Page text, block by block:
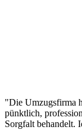
"Die Umzugsfirma
pünktlich,
Sorgfalt behandelt.